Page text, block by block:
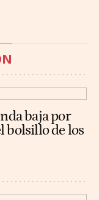
baja por
bolsillo de los